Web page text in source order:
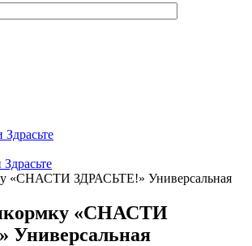
«СНАСТИ ЗДРАСЬТЕ!» Универсальная
«СНАСТИ
Универсальная